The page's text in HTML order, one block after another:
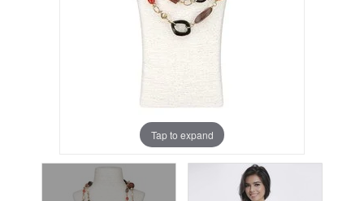
Tap to expand